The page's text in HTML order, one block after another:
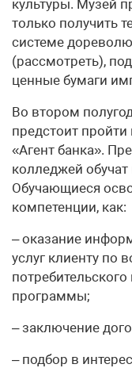
культуры. Музей
только получить
системе
(рассмотреть),
ценные бумаги
Во втором
предстоит
«Агент банка».
колледжей обучат
Обучающиеся
компетенции, как:
– оказание
услуг клиенту по
программы;
– заключение
– подбор в